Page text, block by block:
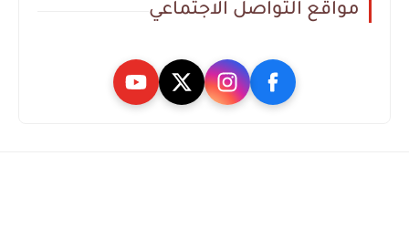
مواقع التواصل الاجتماعي